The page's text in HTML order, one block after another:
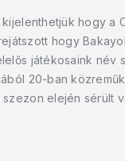
hogy
hogy
játékosaink név
20-ban
elején sérült